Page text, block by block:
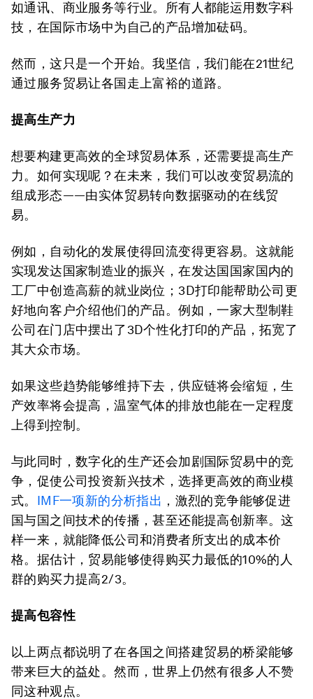
如通讯、商业服务等行业。所有人都能运用数字科
技，在国际市场中为自己的产品增加砝码。
然而，这只是一个开始。我坚信，我们能在21世纪
通过服务贸易让各国走上富裕的道路。
提高生产力
想要构建更高效的全球贸易体系，还需要提高生产
力。如何实现呢？在未来，我们可以改变贸易流的
组成形态——由实体贸易转向数据驱动的在线贸
易。
例如，自动化的发展使得回流变得更容易。这就能
实现发达国家制造业的振兴，在发达国国家国内的
工厂中创造高薪的就业岗位；3D打印能帮助公司更
好地向客户介绍他们的产品。例如，一家大型制鞋
公司在门店中摆出了3D个性化打印的产品，拓宽了
其大众市场。
如果这些趋势能够维持下去，供应链将会缩短，生
产效率将会提高，温室气体的排放也能在一定程度
上得到控制。
与此同时，数字化的生产还会加剧国际贸易中的竞
争，促使公司投资新兴技术，选择更高效的商业模
式。 IMF一项新的分析指出 ，激烈的竞争能够促进
国与国之间技术的传播，甚至还能提高创新率。这
样一来，就能降低公司和消费者所支出的成本价
格。据估计，贸易能够使得购买力最低的10%的人
群的购买力提高2/3。
提高包容性
以上两点都说明了在各国之间搭建贸易的桥梁能够
带来巨大的益处。然而，世界上仍然有很多人不赞
同这种观点。